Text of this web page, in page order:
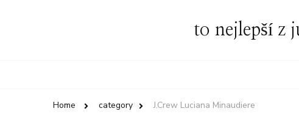
to nejlepší z
Home category J.Crew Luciana Minaudiere